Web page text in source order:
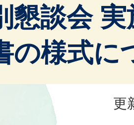
懇談会
の様式に
更